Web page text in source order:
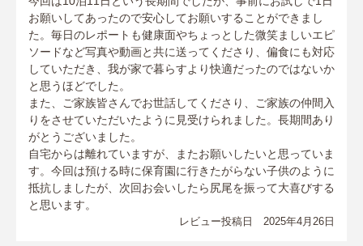
お願いしてあったので安心してお願いすることができまし
た。毎日のレポートも健康面やちょっとした微笑ましいエピ
ソードなど写真や動画と共に送ってくださり、偏食にも対応
していただき、我が家で暮らすより快適だったのではないか
と思うほどでした。
また、ご家族皆さんでお世話してくださり、ご家族の仲間入
りをさせていただいたように見受けられました。長期間あり
がとうございました。
自宅からは離れていますが、またお願いしたいと思っていま
す。今回は預ける時に保育園に行きたがらない子供のように
抵抗しましたが、次回お会いしたら尻尾を振って大喜びする
と思います。
レビュー投稿日 2025年4月26日